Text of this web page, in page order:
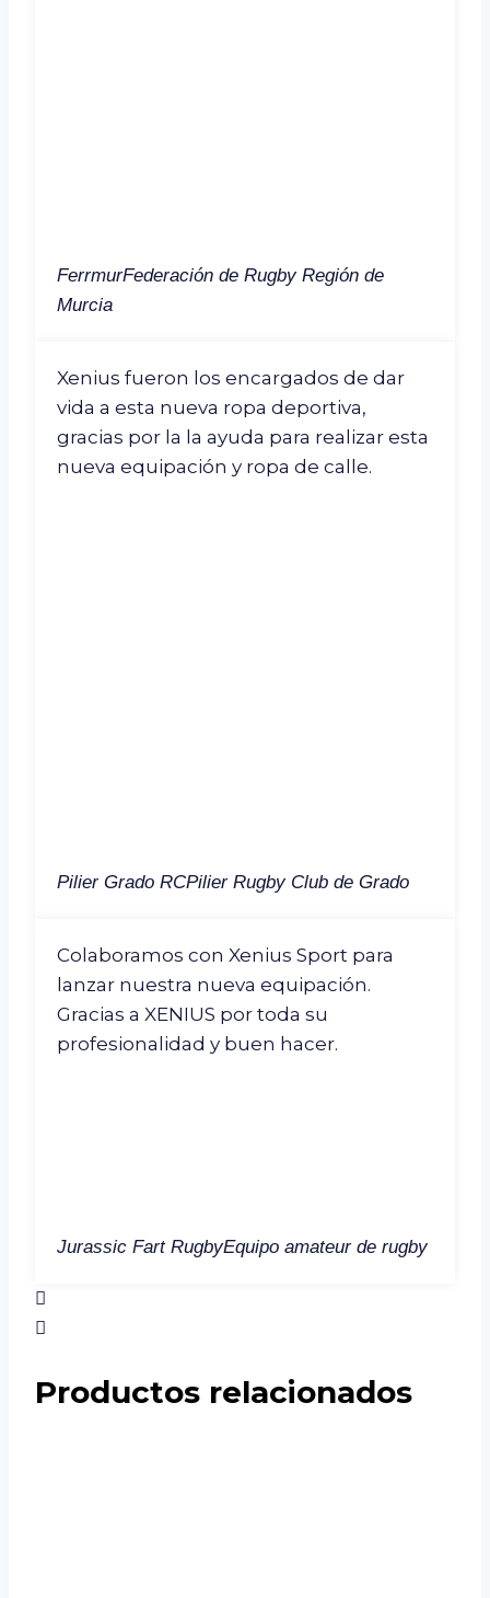
FerrmurFederación de Rugby Región de
Murcia
Xenius fueron los encargados de dar
vida a esta nueva ropa deportiva,
gracias por la la ayuda para realizar esta
nueva equipación y ropa de calle.
Pilier Grado RCPilier Rugby Club de Grado
Colaboramos con Xenius Sport para
lanzar nuestra nueva equipación.
Gracias a XENIUS por toda su
profesionalidad y buen hacer.
Jurassic Fart RugbyEquipo amateur de rugby
Productos relacionados